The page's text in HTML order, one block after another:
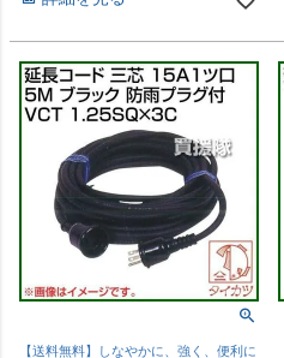
【送料無料】しなやかに、強く、便利に